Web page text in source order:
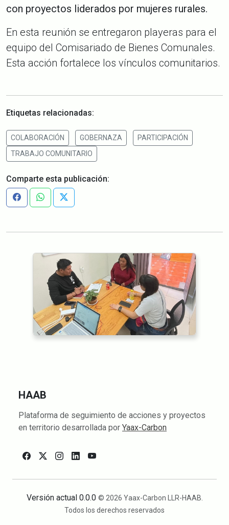
con proyectos liderados por mujeres rurales.
En esta reunión se entregaron playeras para el
equipo del Comisariado de Bienes Comunales.
Esta acción fortalece los vínculos comunitarios.
Etiquetas relacionadas:
COLABORACIÓN GOBERNAZA
PARTICIPACIÓN
TRABAJO COMUNITARIO
Comparte esta publicación:
HAAB
Plataforma de seguimiento de acciones y proyectos
en territorio desarrollada por Yaax-Carbon
Versión actual 0.0.0 © 2026 Yaax-Carbon LLR-HAAB.
Todos los derechos reservados